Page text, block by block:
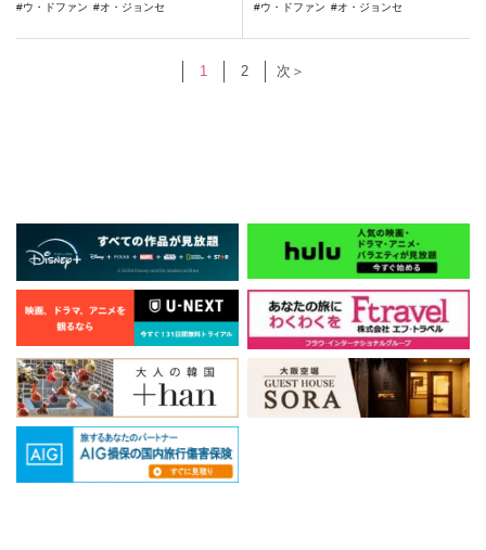
ウ・ドファン
オ・ジョンセ
ウ・ドファン
オ・ジョンセ
1 2 次＞